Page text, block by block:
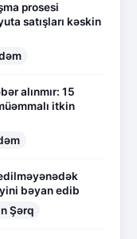
prosesi
satışları kəskin
alınmır: 15
itkin
bəyan edib
Şərq